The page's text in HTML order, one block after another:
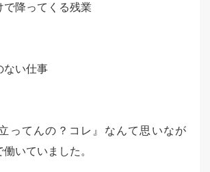
で降ってくる残業
ない仕事
ってんの？コレ』なんて思いなが
いていました。